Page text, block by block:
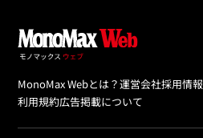
MonoMax Webとは？運営会社採用情報
利用規約広告掲載について